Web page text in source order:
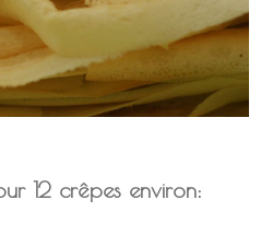
12 crêpes environ: